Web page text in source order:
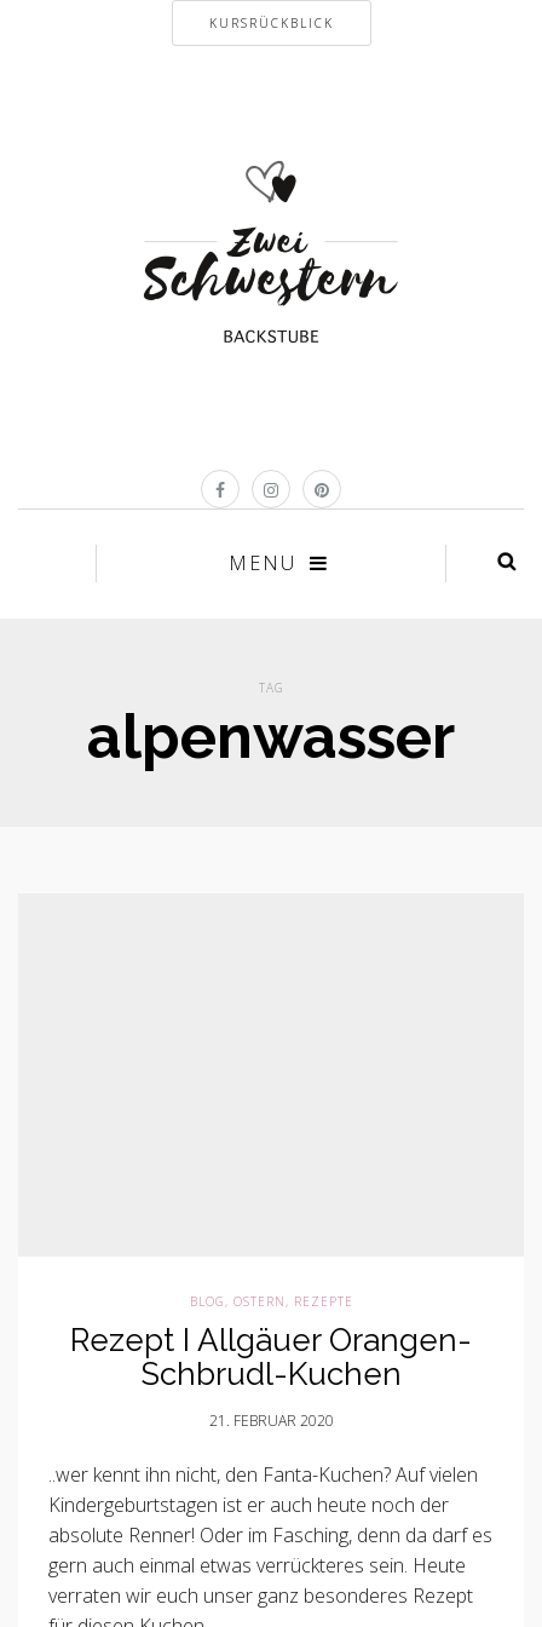
KURSRÜCKBLICK
MENU
TAG
alpenwasser
BLOG, OSTERN, REZEPTE
Rezept I Allgäuer Orangen-
Schbrudl-Kuchen
21. FEBRUAR 2020
..wer kennt ihn nicht, den Fanta-Kuchen? Auf vielen
Kindergeburtstagen ist er auch heute noch der
absolute Renner! Oder im Fasching, denn da darf es
gern auch einmal etwas verrückteres sein. Heute
verraten wir euch unser ganz besonderes Rezept